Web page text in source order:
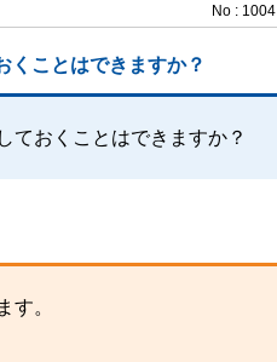
No : 1004
くことはできますか？
ておくことはできますか？
す。